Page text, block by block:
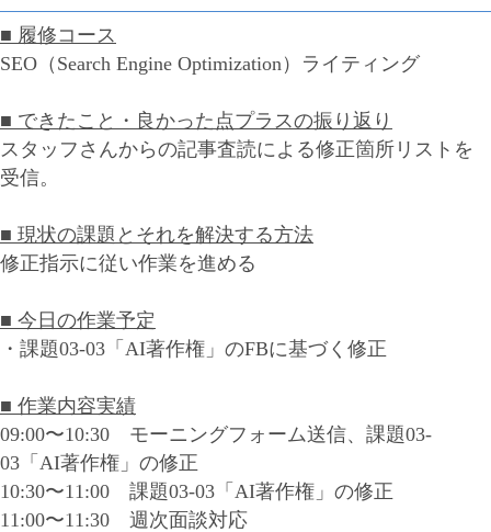
■ 履修コース
SEO（Search Engine Optimization）ライティング
■ できたこと・良かった点プラスの振り返り
スタッフさんからの記事査読による修正箇所リストを
受信。
■ 現状の課題とそれを解決する方法
修正指示に従い作業を進める
■ 今日の作業予定
・課題03-03「AI著作権」のFBに基づく修正
■ 作業内容実績
09:00〜10:30 モーニングフォーム送信、課題03-
03「AI著作権」の修正
10:30〜11:00 課題03-03「AI著作権」の修正
11:00〜11:30 週次面談対応